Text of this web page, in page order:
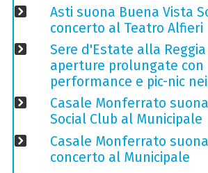
Asti suona Buena Vista
concerto al Teatro Alfieri
Sere d'Estate alla
aperture prolungate con
performance e pic-nic
Casale Monferrato
Social Club al Municipale
Casale Monferrato
concerto al Municipale